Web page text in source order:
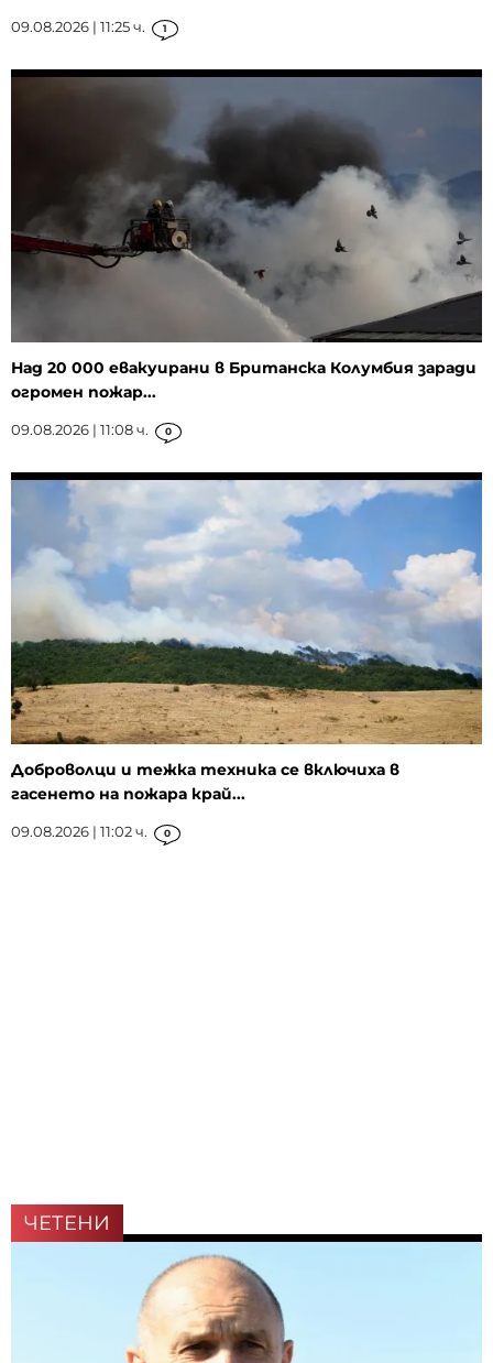
09.08.2026 | 11:25 ч. 1
Над 20 000 евакуирани в Британска Колумбия заради
огромен пожар...
09.08.2026 | 11:08 ч. 0
Доброволци и тежка техника се включиха в
гасенето на пожара край...
09.08.2026 | 11:02 ч. 0
ЧЕТЕНИ